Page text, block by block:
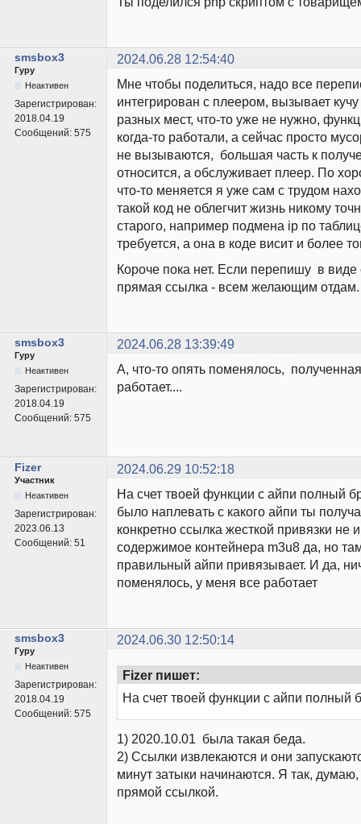
smsbox3 2024.06.28 12:54:40
Гуру
Неактивен
Зарегистрирован:
2018.04.19
Сообщений: 575
Мне чтобы поделиться, надо все
интегрирован с плеером, вызывает кучу
разных мест, что-то уже не нужно,
когда-то работали, а сейчас просто
не вызываются, большая часть к
относится, а обслуживает плеер. По
что-то меняется я уже сам с трудом
такой код не облегчит жизнь никому
старого, например подмена ip по
требуется, а она в коде висит и более
Короче пока нет. Если перепишу в виде
прямая ссылка - всем желающим
smsbox3 2024.06.28 13:39:49
Гуру
Неактивен
Зарегистрирован:
2018.04.19
Сообщений: 575
А, что-то опять поменялось,
работает....
Fizer 2024.06.29 10:52:18
Участник
Неактивен
Зарегистрирован:
2023.06.13
Сообщений: 51
На счет твоей функции с айпи полный
было наплевать с какого айпи ты
конкретно ссылка жесткой привязки не
содержимое контейнера m3u8 да, но
правильный айпи привязывает. И да,
поменялось, у меня все работает
smsbox3 2024.06.30 12:50:14
Гуру
Неактивен
Зарегистрирован:
2018.04.19
Сообщений: 575
Fizer пишет:
На счет твоей функции с айпи полный
1) 2020.10.01 была такая беда.
2) Ссылки извлекаются и они
минут затыки начинаются. Я так, думаю,
прямой ссылкой.